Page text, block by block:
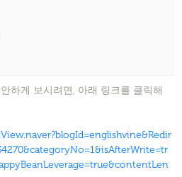
하게 보시려면, 아래 링크를 클릭해